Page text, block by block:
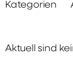
Kategorien
Aktuell sind